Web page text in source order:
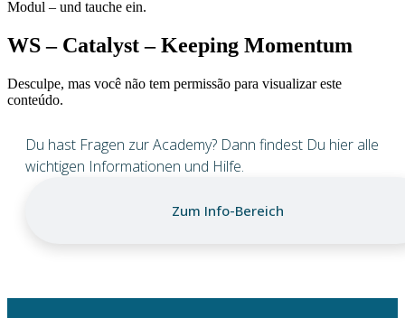
Modul – und tauche ein.
WS – Catalyst – Keeping Momentum
Desculpe, mas você não tem permissão para visualizar este
conteúdo.
Du hast Fragen zur Academy? Dann findest Du hier alle
wichtigen Informationen und Hilfe.
Zum Info-Bereich